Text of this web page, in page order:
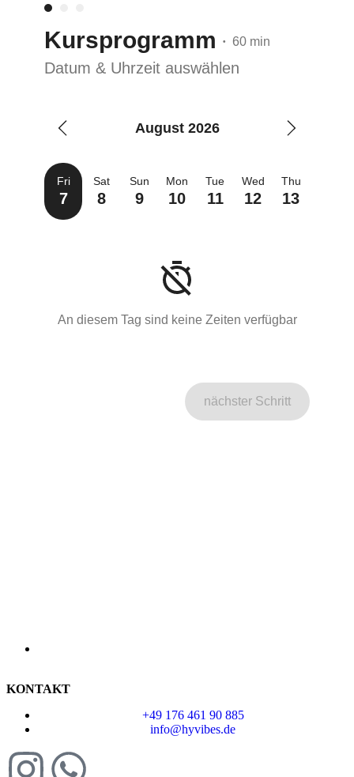
Kursprogramm • 60 min
Datum & Uhrzeit auswählen
August 2026
Fri
7
Sat
8
Sun
9
Mon
10
Tue
11
Wed
12
Thu
13
An diesem Tag sind keine Zeiten verfügbar
nächster Schritt
KONTAKT
+49 176 461 90 885
info@hyvibes.de